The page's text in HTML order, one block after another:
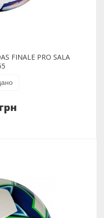
FINALE PRO SALA